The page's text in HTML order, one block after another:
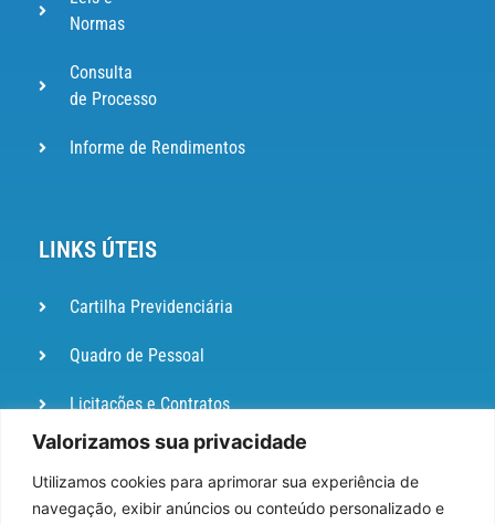
Valorizamos sua privacidade
Utilizamos cookies para aprimorar sua experiência de
navegação, exibir anúncios ou conteúdo personalizado e
Normas
Consulta
de Processo
Informe de Rendimentos
LINKS ÚTEIS
Cartilha Previdenciária
Quadro de Pessoal
Licitações e Contratos
Portal de
Ouvidoria